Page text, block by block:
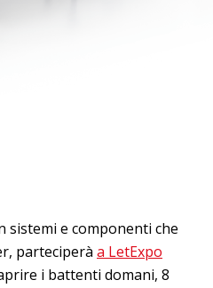
sistemi e componenti che
parteciperà a LetExpo
i battenti domani, 8